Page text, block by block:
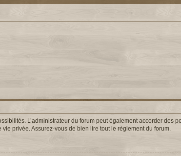
L’administrateur du forum peut également accorder des
privée. Assurez-vous de bien lire tout le règlement du forum.